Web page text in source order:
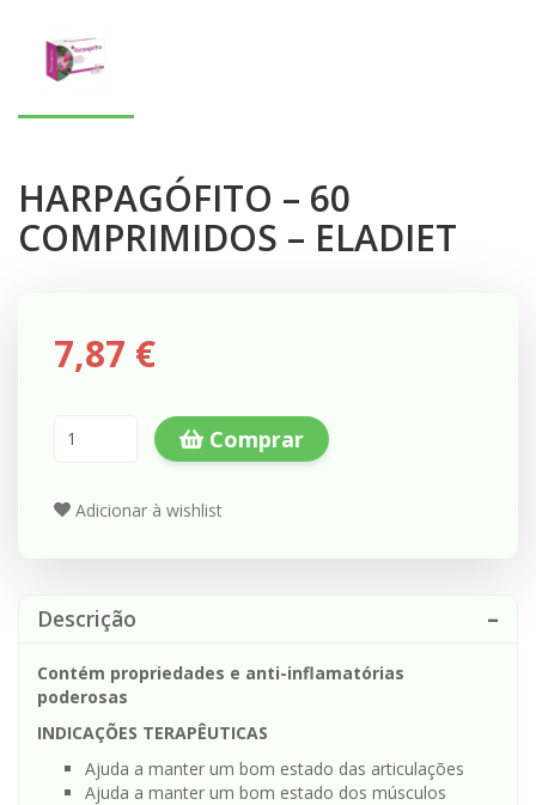
HARPAGÓFITO – 60
COMPRIMIDOS – ELADIET
7,87 €
Comprar
Adicionar à wishlist
Descrição
Contém propriedades e anti-inflamatórias
poderosas
INDICAÇÕES TERAPÊUTICAS
Ajuda a manter um bom estado das articulações
Ajuda a manter um bom estado dos músculos